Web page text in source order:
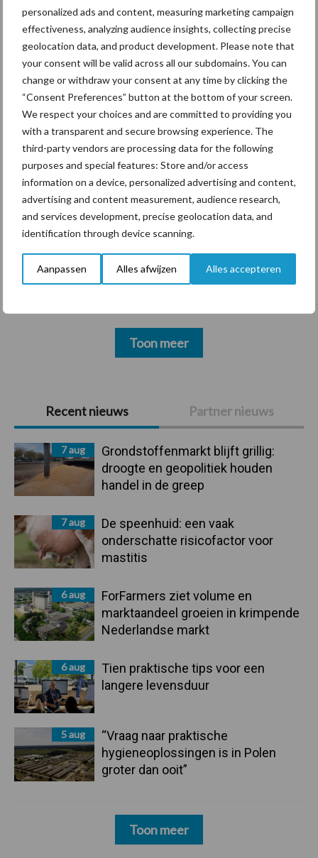
personalized ads and content, measuring marketing campaign
effectiveness, analyzing audience insights, collecting precise
geolocation data, and product development. Please note that
your consent will be valid across all our subdomains. You can
change or withdraw your consent at any time by clicking the
“Consent Preferences” button at the bottom of your screen.
We respect your choices and are committed to providing you
with a transparent and secure browsing experience. The
third-party vendors are processing data for the following
purposes and special features: Store and/or access
information on a device, personalized advertising and content,
advertising and content measurement, audience research,
and services development, precise geolocation data, and
identification through device scanning.
Aanpassen Alles afwijzen Alles accepteren
Primaire
Sidebar
Recent nieuws Partner nieuws
7 aug
Grondstoffenmarkt blijft grillig:
droogte en geopolitiek houden
handel in de greep
7 aug
De speenhuid: een vaak
onderschatte risicofactor voor
mastitis
6 aug
ForFarmers ziet volume en
marktaandeel groeien in krimpende
Nederlandse markt
6 aug
Tien praktische tips voor een
langere levensduur
5 aug
“Vraag naar praktische
hygieneoplossingen is in Polen
groter dan ooit”
Toon meer
ForFarmers ziet volume en
marktaandeel groeien in
krimpende Nederlandse
markt
Themapagina's
Diergezondheid Bemesting Fokkerij
Bedrijfsnieuws
Voerhekken
Toon meer